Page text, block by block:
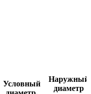
Условный
Наружный
диаметр